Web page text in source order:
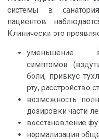
системы в
пациентов
Клинически это
уменьшение
симптомов
боли, привкус
рту, расстройство
возможность
дозировки части
восстановление
нормализация